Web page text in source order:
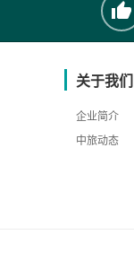
关于我们
企业简介
中旅动态